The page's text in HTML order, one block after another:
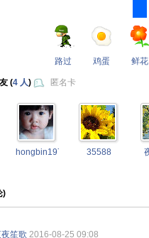
路过 鸡蛋 鲜花
(4 人) 匿名卡
hongbin1976 35588
)
笙歌 2016-08-25 09:08